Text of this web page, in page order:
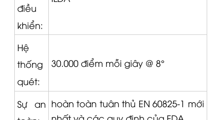
điều
khiển:
Hệ
thống
quét:
30.000 điểm mỗi giây @ 8°
Sự an hoàn toàn tuân thủ EN 60825-1 mới